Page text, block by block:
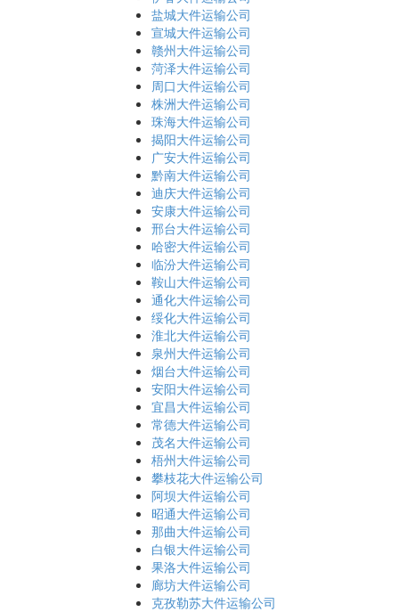
盐城大件运输公司
宣城大件运输公司
赣州大件运输公司
菏泽大件运输公司
周口大件运输公司
株洲大件运输公司
珠海大件运输公司
揭阳大件运输公司
广安大件运输公司
黔南大件运输公司
迪庆大件运输公司
安康大件运输公司
邢台大件运输公司
哈密大件运输公司
临汾大件运输公司
鞍山大件运输公司
通化大件运输公司
绥化大件运输公司
淮北大件运输公司
泉州大件运输公司
烟台大件运输公司
安阳大件运输公司
宜昌大件运输公司
常德大件运输公司
茂名大件运输公司
梧州大件运输公司
攀枝花大件运输公司
阿坝大件运输公司
昭通大件运输公司
那曲大件运输公司
白银大件运输公司
果洛大件运输公司
廊坊大件运输公司
克孜勒苏大件运输公司